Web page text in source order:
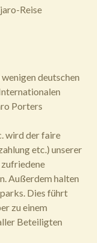
Reise
deutschen
Porters
wird der faire
etc.) unserer
Außerdem halten
Dies führt
zu einem
Beteiligten